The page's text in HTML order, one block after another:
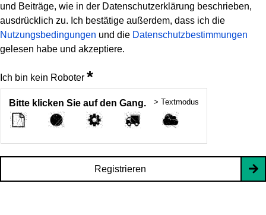
und Beiträge, wie in der Datenschutzerklärung beschrieben,
ausdrücklich zu. Ich bestätige außerdem, dass ich die
Nutzungsbedingungen und die Datenschutzbestimmungen
gelesen habe und akzeptiere.
Ich bin kein Roboter *
Bitte klicken Sie auf den Gang. > Textmodus
Registrieren